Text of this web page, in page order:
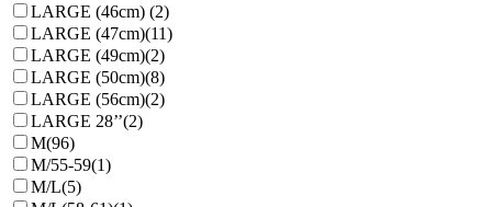
LARGE (46cm) (2)
LARGE (47cm)(11)
LARGE (49cm)(2)
LARGE (50cm)(8)
LARGE (56cm)(2)
LARGE 28’’(2)
M(96)
M/55-59(1)
M/L(5)